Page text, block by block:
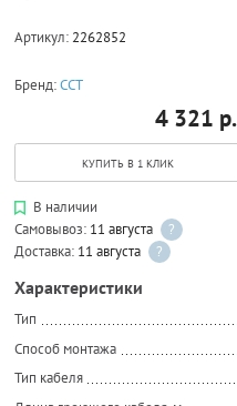
Артикул: 2262852
Бренд:ССТ
4 321 р.
КУПИТЬ В 1 КЛИК
В наличии
Самовывоз: 11 августа
?
Доставка: 11 августа ?
Характеристики
Тип
Способ монтажа
Тип кабеля